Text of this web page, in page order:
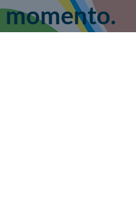
momento.